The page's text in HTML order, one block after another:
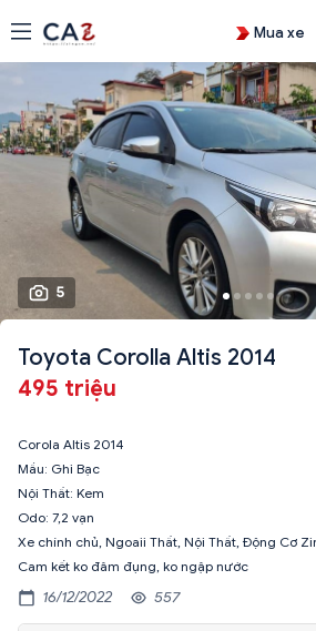
Mua xe
5
Toyota Corolla Altis 2014
495 triệu
Corola Altis 2014
Mầu: Ghi Bạc
Nội Thất: Kem
Odo: 7,2 vạn
Xe chính chủ, Ngoaii Thất, Nội Thất, Động Cơ
Cam kết ko đâm đụng, ko ngập nước
16/12/2022 557